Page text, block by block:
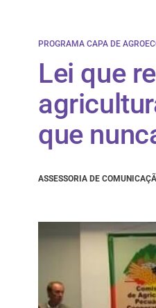
PROGRAMA CAPA DE
Lei que
que
ASSESSORIA DE